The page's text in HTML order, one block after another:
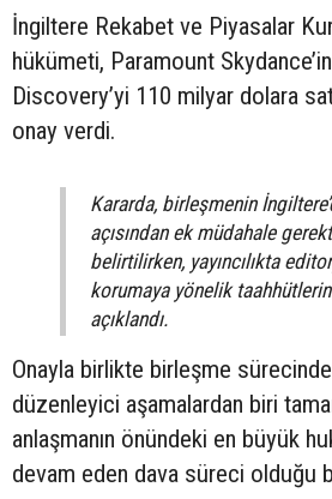
İngiltere Rekabet ve Piyasalar
hükümeti, Paramount
Discovery’yi 110 milyar dolara
onay verdi.
Kararda, birleşmenin
açısından ek müdahale
belirtilirken, yayıncılıkta
korumaya yönelik taahhütlerin
açıklandı.
Onayla birlikte birleşme
düzenleyici aşamalardan biri
anlaşmanın önündeki en büyük
devam eden dava süreci olduğu